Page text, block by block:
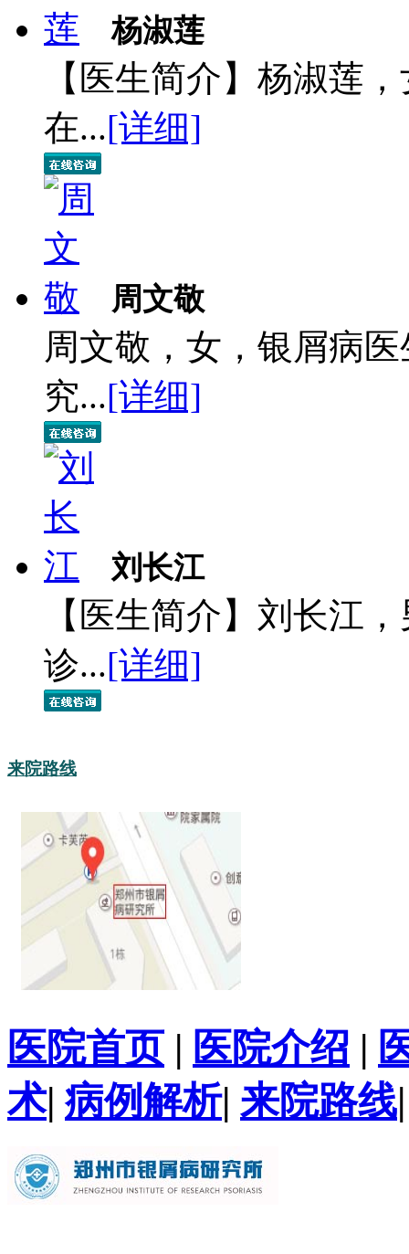
杨淑莲
【医生简介】杨淑莲
在...[详细]
周文敬
周文敬，女，银屑病
究...[详细]
刘长江
【医生简介】刘长江
诊...[详细]
来院路线
医院首页| 医院介绍 |
术| 病例解析| 来院路线